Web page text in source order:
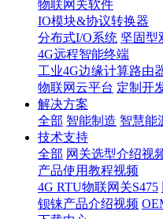
物联网关软件
IO模块&协议转换器
分布式I/O系统 坚固型
4G远程智能终端
工业4G边缘计算路由
物联网云平台 定制开
解决方案
全部 智能制造 智慧能
技术支持
全部 网关选型介绍视
产品使用教程视频
4G RTU物联网关S475
钡铼产品介绍视频